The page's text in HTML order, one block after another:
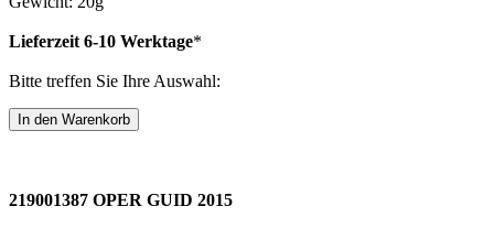
Lieferzeit 6-10 Werktage*
Bitte treffen Sie Ihre Auswahl:
219001387 OPER GUID 2015